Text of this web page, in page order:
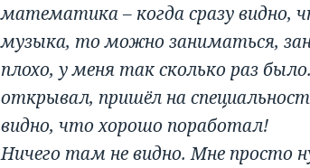
математика – когда сразу видно,
музыка, то можно заниматься,
плохо, у меня так сколько раз
открывал, пришёл на
видно, что хорошо поработал!
Ничего там не видно. Мне просто